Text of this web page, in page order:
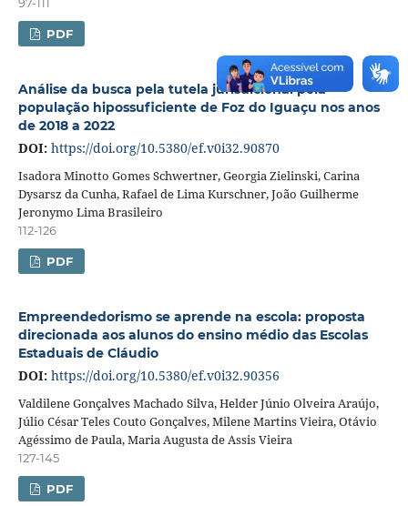
PDF
Análise da busca pela tutela jurisdicional pela
população hipossuficiente de Foz do Iguaçu nos anos
de 2018 a 2022
DOI: https://doi.org/10.5380/ef.v0i32.90870
Isadora Minotto Gomes Schwertner, Georgia Zielinski, Carina
Dysarsz da Cunha, Rafael de Lima Kurschner, João Guilherme
Jeronymo Lima Brasileiro
112-126
PDF
Empreendedorismo se aprende na escola: proposta
direcionada aos alunos do ensino médio das Escolas
Estaduais de Cláudio
DOI: https://doi.org/10.5380/ef.v0i32.90356
Valdilene Gonçalves Machado Silva, Helder Júnio Olveira Araújo,
Júlio César Teles Couto Gonçalves, Milene Martins Vieira, Otávio
Agéssimo de Paula, Maria Augusta de Assis Vieira
127-145
PDF